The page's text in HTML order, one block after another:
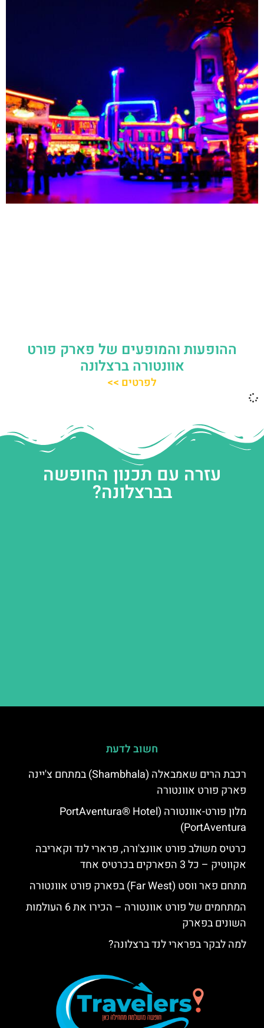
ההופעות והמופעים של פארק פורט
אוונטורה ברצלונה
לפרטים >>
עזרה עם תכנון החופשה
בברצלונה?
חשוב לדעת
רכבת הרים שאמבאלה (Shambhala) במתחם צ'יינה
פארק פורט אוונטורה
מלון פורט-אוונטורה (PortAventura® Hotel
PortAventura)
כרטיס משולב פורט אוונצ'ורה, פרארי לנד וקאריבה
אקווטיק – כל 3 הפארקים בכרטיס אחד
מתחם פאר ווסט (Far West) בפארק פורט אוונטורה
המתחמים של פורט אוונטורה – הכירו את 6 העולמות
השונים בפארק
למה לבקר בפרארי לנד ברצלונה?